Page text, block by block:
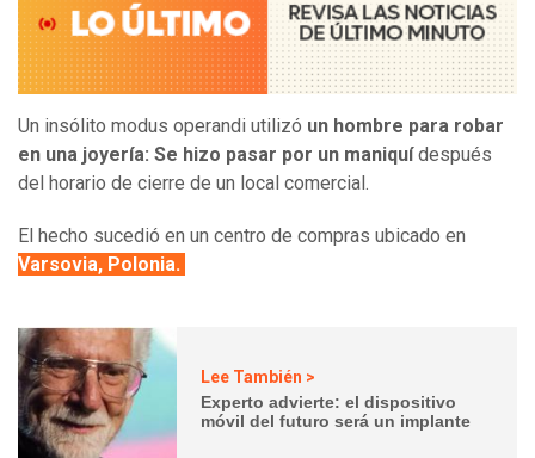
Un insólito modus operandi utilizó un hombre para robar
en una joyería: Se hizo pasar por un maniquídespués
del horario de cierre de un local comercial.
El hecho sucedió en un centro de compras ubicado en
Varsovia, Polonia.
Lee También >
Experto advierte: el dispositivo
móvil del futuro será un implante